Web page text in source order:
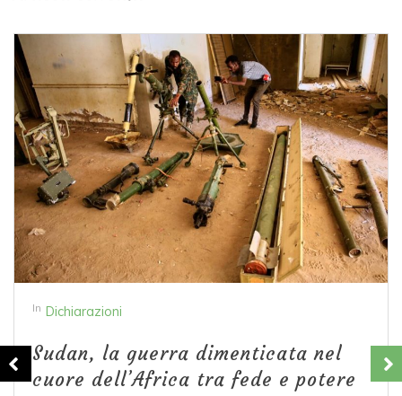
In Dichiarazioni
Sudan, la guerra dimenticata nel
cuore dell’Africa tra fede e potere